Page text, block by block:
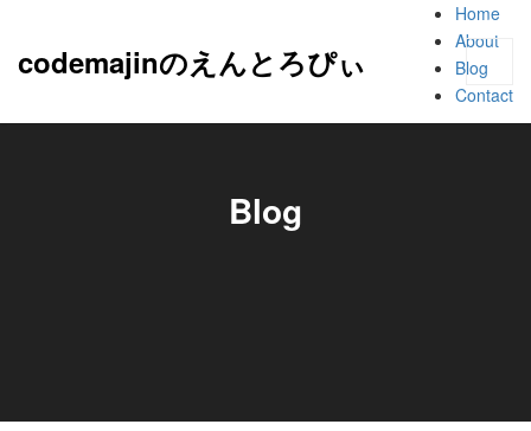
codemajinのえんとろぴぃ
Home
About
Blog
Contact
Blog